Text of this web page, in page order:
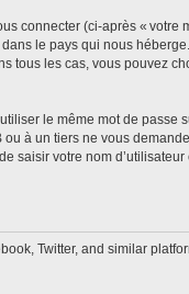
connecter (ci-après «
le pays qui nous
tous les cas, vous pouvez
le même mot de passe
à un tiers ne vous
saisir votre nom
Twitter, and similar